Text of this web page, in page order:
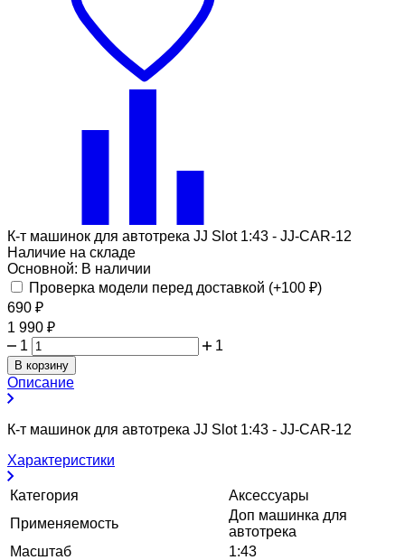
К-т машинок для автотрека JJ Slot 1:43 - JJ-CAR-12
Наличие на складе
Основной: В наличии
Проверка модели перед доставкой (+100 ₽)
690 ₽
1 990 ₽
1
1
В корзину
Описание
К-т машинок для автотрека JJ Slot 1:43 - JJ-CAR-12
Характеристики
Категория
Аксессуары
Применяемость
Доп машинка для
автотрека
Масштаб
1:43